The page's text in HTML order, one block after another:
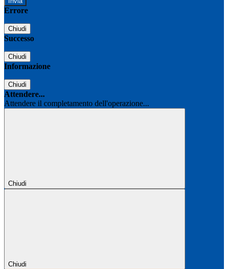
Errore
Chiudi
Successo
Chiudi
Informazione
Chiudi
Attendere...
Attendere il completamento dell'operazione...
Chiudi
Chiudi